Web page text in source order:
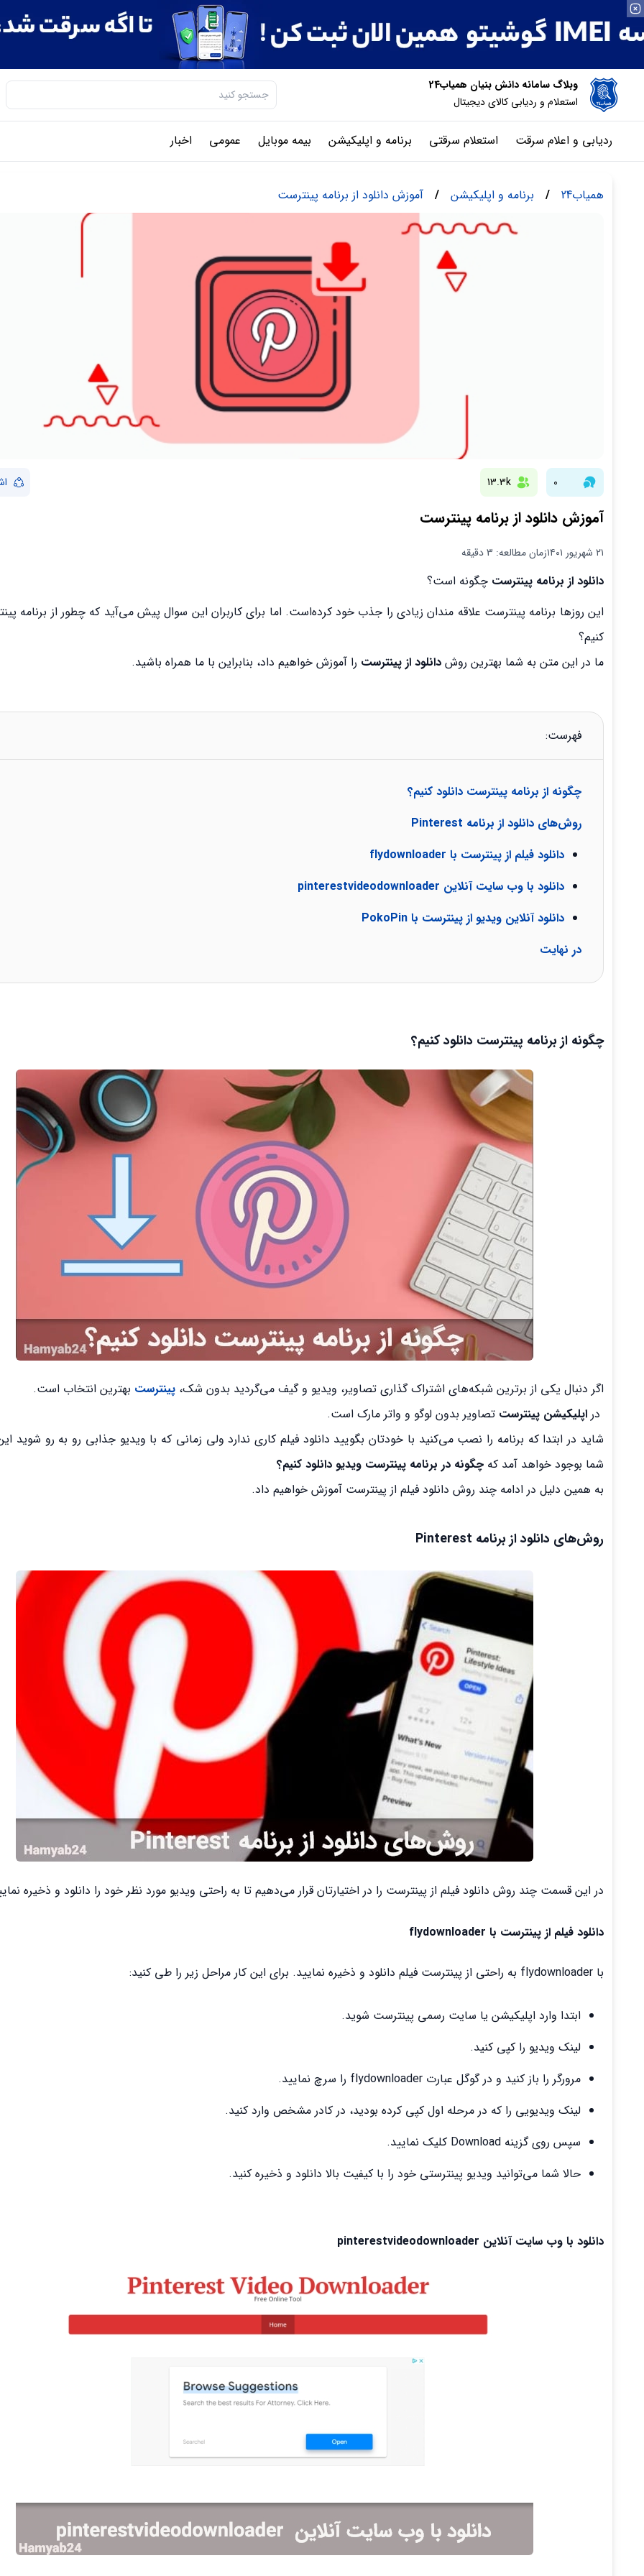
وبلاگ سامانه دانش بنیان همیاب24
استعلام و ردیابی کالای دیجیتال
ردیابی و اعلام سرقت استعلام سرقتی برنامه و اپلیکیشن بیمه موبایل عمومی اخبار
همیاب24 / برنامه و اپلیکیشن / آموزش دانلود از برنامه پینترست
0
13.3k
آموزش دانلود از برنامه پینترست
۲۱ شهریور ۱۴۰۱ زمان مطالعه: 3 دقیقه
دانلود از برنامه پینترست چگونه است؟
این روزها برنامه پینترست علاقه مندان زیادی را جذب خود کرده‌است. اما برای کاربران این سوال پیش می‌آید که چطور از برنامه
کنیم؟
ما در این متن به شما بهترین روش دانلود از پینترست را آموزش خواهیم داد، بنابراین با ما همراه باشید.
فهرست:
چگونه از برنامه پینترست دانلود کنیم؟
روش‌های دانلود از برنامه Pinterest
دانلود فیلم از پینترست با flydownloader
دانلود با وب سایت آنلاین pinterestvideodownloader
دانلود آنلاین ویدیو از پینترست با PokoPin
در نهایت
چگونه از برنامه پینترست دانلود کنیم؟
اگر دنبال یکی از برترین شبکه‌‌های اشتراک گذاری تصاویر، ویدیو و گیف می‌گردید بدون شک، پینترست بهترین انتخاب است.
در اپلیکیشن پینترست تصاویر بدون لوگو و واتر مارک است.
شاید در ابتدا که برنامه را نصب می‌کنید با خودتان بگویید دانلود فیلم کاری ندارد ولی زمانی که با ویدیو جذابی رو به رو شوید
شما بوجود خواهد آمد که چگونه در برنامه پینترست ویدیو دانلود کنیم؟
به همین دلیل در ادامه چند روش دانلود فیلم از پینترست آموزش خواهیم داد.
روش‌های دانلود از برنامه Pinterest
در این قسمت چند روش دانلود فیلم از پینترست را در اختیارتان قرار می‌دهیم تا به راحتی ویدیو مورد نظر خود را دانلود و ذخیره
دانلود فیلم از پینترست با flydownloader
با flydownloader به راحتی از پینترست فیلم دانلود و ذخیره نمایید. برای این کار مراحل زیر را طی کنید:
ابتدا وارد اپلیکیشن یا سایت رسمی پینترست شوید.
لینک ویدیو را کپی کنید.
مرورگر را باز کنید و در گوگل عبارت flydownloader را سرچ نمایید.
لینک ویدیویی را که در مرحله اول کپی کرده بودید، در کادر مشخص وارد کنید.
سپس روی گزینه Download کلیک نمایید.
حالا شما می‌توانید ویدیو پینترستی خود را با کیفیت بالا دانلود و ذخیره کنید.
دانلود با وب سایت آنلاین pinterestvideodownloader